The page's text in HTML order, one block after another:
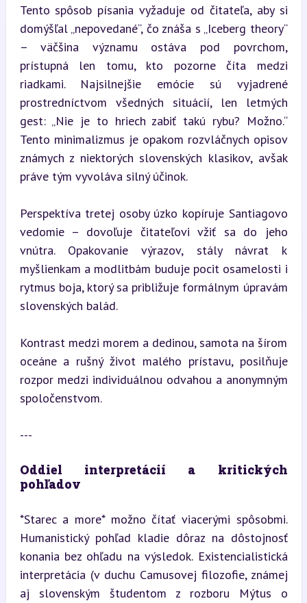
Tento spôsob písania vyžaduje od čitateľa, aby si
domýšľal „nepovedané“, čo znáša s „Iceberg theory“
– väčšina významu ostáva pod povrchom,
prístupná len tomu, kto pozorne číta medzi
riadkami. Najsilnejšie emócie sú vyjadrené
prostredníctvom všedných situácií, len letmých
gest: „Nie je to hriech zabiť takú rybu? Možno.“
Tento minimalizmus je opakom rozvláčnych opisov
známych z niektorých slovenských klasikov, avšak
práve tým vyvoláva silný účinok.
Perspektíva tretej osoby úzko kopíruje Santiagovo
vedomie – dovoľuje čitateľovi vžiť sa do jeho
vnútra. Opakovanie výrazov, stály návrat k
myšlienkam a modlitbám buduje pocit osamelosti i
rytmus boja, ktorý sa približuje formálnym úpravám
slovenských balád.
Kontrast medzi morem a dedinou, samota na šírom
oceáne a rušný život malého prístavu, posilňuje
rozpor medzi individuálnou odvahou a anonymným
spoločenstvom.
---
Oddiel interpretácií a kritických
pohľadov
*Starec a more* možno čítať viacerými spôsobmi.
Humanistický pohľad kladie dôraz na dôstojnosť
konania bez ohľadu na výsledok. Existencialistická
interpretácia (v duchu Camusovej filozofie, známej
aj slovenským študentom z rozboru Mýtus o